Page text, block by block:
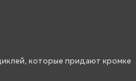
которые придают кромке